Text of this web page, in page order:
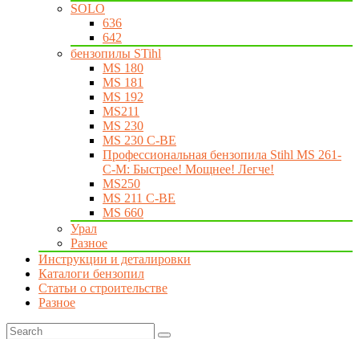
SOLO
636
642
бензопилы STihl
MS 180
MS 181
MS 192
MS211
MS 230
MS 230 C-BE
Профессиональная бензопила Stihl MS 261-
C-M: Быстрее! Мощнее! Легче!
MS250
MS 211 C-BE
MS 660
Урал
Разное
Инструкции и деталировки
Каталоги бензопил
Статьи о строительстве
Разное